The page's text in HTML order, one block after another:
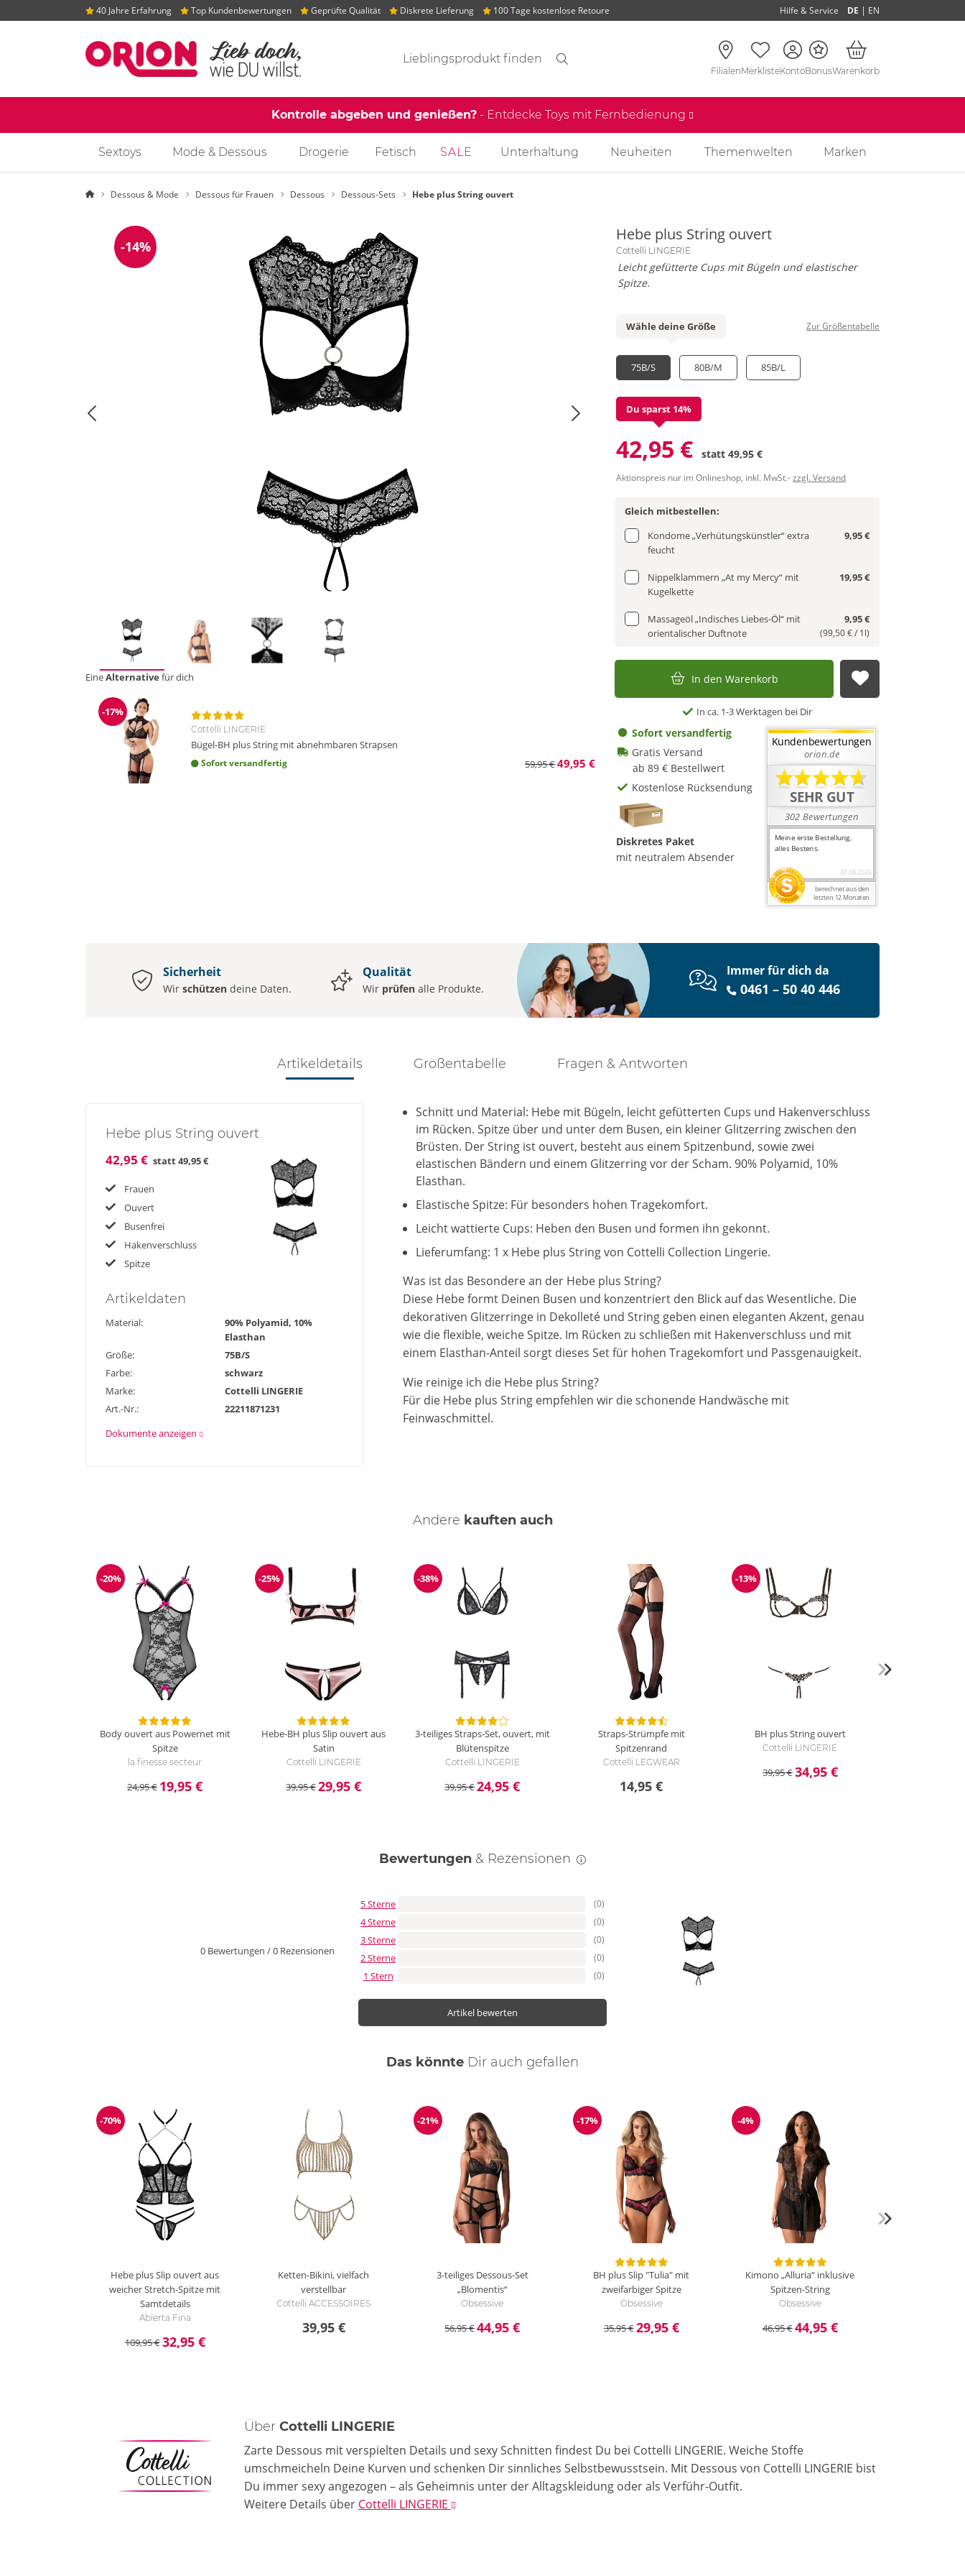
40 Jahre Erfahrung Top Kundenbewertungen Geprüfte Qualität Diskrete Lieferung 100 Tage kostenlose Retoure Hilfe & Service DE | EN
Suchvorschläge
FilialenMerklisteKontoBonusWarenkorb
Kontrolle abgeben und genießen? - Entdecke Toys mit Fernbedienung
Sextoys Mode & Dessous Drogerie Fetisch SALE Unterhaltung Neuheiten Themenwelten Marken
StartseiteDessous & Mode Dessous für Frauen Dessous Dessous-Sets Hebe plus String ouvert
Reduzierung
-14%
EineAlternative für dich
Reduzierung
-17%
Cottelli LINGERIE
Bügel-BH plus String mit abnehmbaren Strapsen
Sofort versandfertig 59,95 €49,95 €
Hebe plus String ouvert
Cottelli LINGERIE
Leicht gefütterte Cups mit Bügeln und elastischer
Spitze.
Wähle deine Größe
75B/S 80B/M 85B/L
Zur Größentabelle
Du sparst 14%
42,95 € statt49,95 €
Aktionspreis nur im Onlineshop, inkl. MwSt.-zzgl. Versand
Gleich mitbestellen:
Kondome „Verhütungskünstler“ extra
feucht
9,95 €
Nippelklammern „At my Mercy“ mit
Kugelkette
19,95 €
Massageöl „Indisches Liebes-Öl“ mit
orientalischer Duftnote
9,95 €
(99,50 € / 1l)
In den Warenkorb Auf die
In ca. 1-3 Werktagen bei Dir
Sofort versandfertig
Gratis Versand
ab 89 € Bestellwert
Kostenlose Rücksendung
Diskretes Paket
mit neutralem Absender
Sicherheit
Wir schützen deine Daten.
Qualität
Wir prüfen alle Produkte.
Immer für dich da
0461 – 50 40 446
Artikeldetails Größentabelle Fragen & Antworten
Hebe plus String ouvert
42,95 € statt49,95 €
Frauen
Ouvert
Busenfrei
Hakenverschluss
Spitze
Artikeldaten
Material:
90% Polyamid, 10%
Elasthan
Größe:
75B/S
Farbe:
schwarz
Marke:
Cottelli LINGERIE
Art.-Nr.:
22211871231
Dokumente anzeigen
Schnitt und Material: Hebe mit Bügeln, leicht gefütterten Cups und Hakenverschluss
im Rücken. Spitze über und unter dem Busen, ein kleiner Glitzerring zwischen den
Brüsten. Der String ist ouvert, besteht aus einem Spitzenbund, sowie zwei
elastischen Bändern und einem Glitzerring vor der Scham. 90% Polyamid, 10%
Elasthan.
Elastische Spitze: Für besonders hohen Tragekomfort.
Leicht wattierte Cups: Heben den Busen und formen ihn gekonnt.
Lieferumfang: 1 x Hebe plus String von Cottelli Collection Lingerie.
Was ist das Besondere an der Hebe plus String?
Diese Hebe formt Deinen Busen und konzentriert den Blick auf das Wesentliche. Die
dekorativen Glitzerringe in Dekolleté und String geben einen eleganten Akzent, genau
wie die flexible, weiche Spitze. Im Rücken zu schließen mit Hakenverschluss und mit
einem Elasthan-Anteil sorgt dieses Set für hohen Tragekomfort und Passgenauigkeit.
Wie reinige ich die Hebe plus String?
Für die Hebe plus String empfehlen wir die schonende Handwäsche mit
Feinwaschmittel.
Andere kauften auch
Reduzierung
-20%
Body ouvert aus Powernet mit
Spitze
la finesse secteur
24,95 € 19,95 €
Reduzierung
-25%
Hebe-BH plus Slip ouvert aus
Satin
Cottelli LINGERIE
39,95 €29,95 €
Reduzierung
-38%
3-teiliges Straps-Set, ouvert, mit
Blütenspitze
Cottelli LINGERIE
39,95 €24,95 €
Straps-Strümpfe mit
Spitzenrand
Cottelli LEGWEAR
14,95 €
Reduzierung
-13%
BH plus String ouvert
Cottelli LINGERIE
39,95 €34,95 €
Bewertungen & Rezensionen
0 Bewertungen /0 Rezensionen
5 Sterne (0)
4 Sterne (0)
3 Sterne (0)
2 Sterne (0)
1 Stern (0)
Artikel bewerten
Das könnte Dir auch gefallen
Reduzierung
-70%
Hebe plus Slip ouvert aus
weicher Stretch-Spitze mit
Samtdetails
Abierta Fina
109,95 €32,95 €
Ketten-Bikini, vielfach
verstellbar
Cottelli ACCESSOIRES
39,95 €
Reduzierung
-21%
3-teiliges Dessous-Set
„Blomentis“
Obsessive
56,95 €44,95 €
Reduzierung
-17%
BH plus Slip "Tulia" mit
zweifarbiger Spitze
Obsessive
35,95 €29,95 €
Reduzierung
-4%
Kimono „Alluria“ inklusive
Spitzen-String
Obsessive
46,95 €44,95 €
ÜberCottelli LINGERIE
Zarte Dessous mit verspielten Details und sexy Schnitten findest Du bei Cottelli LINGERIE. Weiche Stoffe
umschmeicheln Deine Kurven und schenken Dir sinnliches Selbstbewusstsein. Mit Dessous von Cottelli LINGERIE bist
Du immer sexy angezogen – als Geheimnis unter der Alltagskleidung oder als Verführ-Outfit.
Weitere Details über Cottelli LINGERIE